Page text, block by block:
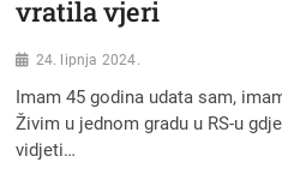
vratila vjeri
24. lipnja 2024.
Imam 45 godina udata sam,
Živim u jednom gradu u RS-u
vidjeti…